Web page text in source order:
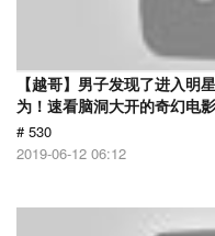
【越哥】男子发现了进入明
为！速看脑洞大开的奇幻电
# 530
2019-06-12 06:12